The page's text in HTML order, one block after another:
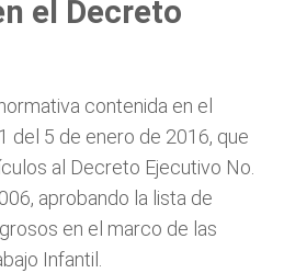
el Decreto
contenida en el
del 5 de enero de 2016, que
al Decreto Ejecutivo No.
aprobando la lista de
en el marco de las
Infantil.